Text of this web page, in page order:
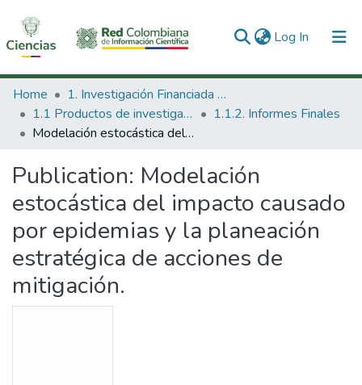
Log In (current)
Communities & Collections
All of DSpace
Home
1. Investigación Financiada con Recursos Públicos
1.1 Productos de investigación
1.1.2. Informes Finales
Modelación estocástica del impacto causado por epidemias y la planeación estratégica de acciones de mitigación.
Publication: Modelación
estocástica del impacto causado
por epidemias y la planeación
estratégica de acciones de
mitigación.